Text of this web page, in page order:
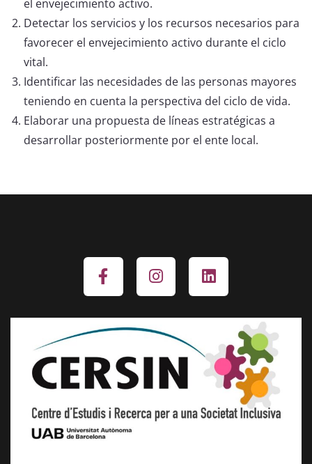
el envejecimiento activo.
Detectar los servicios y los recursos necesarios para
favorecer el envejecimiento activo durante el ciclo
vital.
Identificar las necesidades de las personas mayores
teniendo en cuenta la perspectiva del ciclo de vida.
Elaborar una propuesta de líneas estratégicas a
desarrollar posteriormente por el ente local.